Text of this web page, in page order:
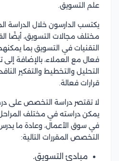
علم التسويق.
يكتسب الدارسون خلال الدراسة
مختلف مجالات التسويق، أيضًا
التقنيات في التسويق بما
فعال مع العملاء، بالإضافة إلى
التحليل والتخطيط والتفكير
قرارات فعالة.
لا تقتصر دراسة التخصص على
يمكن دراسته في مختلف المراحل
في سوق الأعمال، وعادة ما
التخصص المقررات التالية:
مبادئ التسويق.